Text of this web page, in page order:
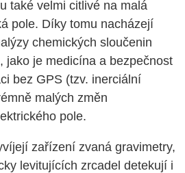
také velmi citlivé na malá
pole. Díky tomu nacházejí
chemických sloučenin
jako je medicína a bezpečnost
bez GPS (tzv. inerciální
malých změn
pole.
zařízení zvaná gravimetry,
levitujících zrcadel detekují i